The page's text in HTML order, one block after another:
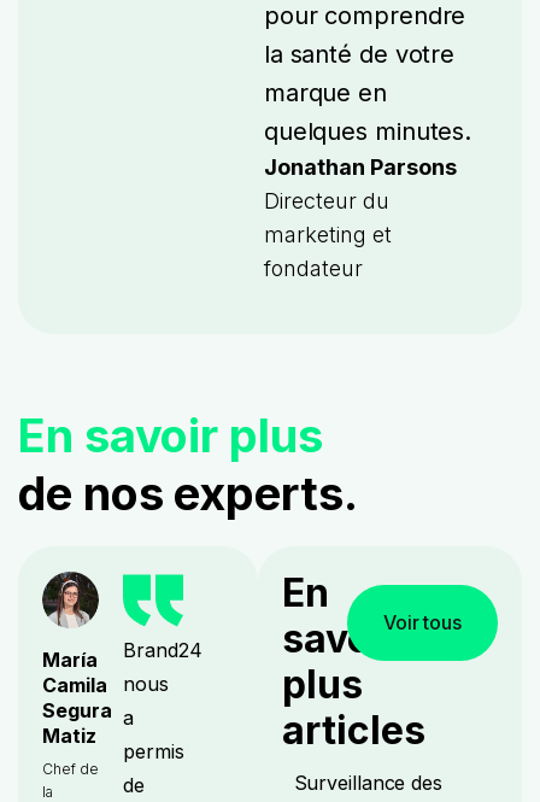
pour comprendre
la santé de votre
marque en
quelques minutes.
Jonathan Parsons
Directeur du
marketing et
fondateur
En savoir plus
de nos experts.
María
Camila
Segura
Matiz
Chef de
la
Brand24
nous
a
permis
de
En
savoir
plus
articles
Voir tous
Surveillance des